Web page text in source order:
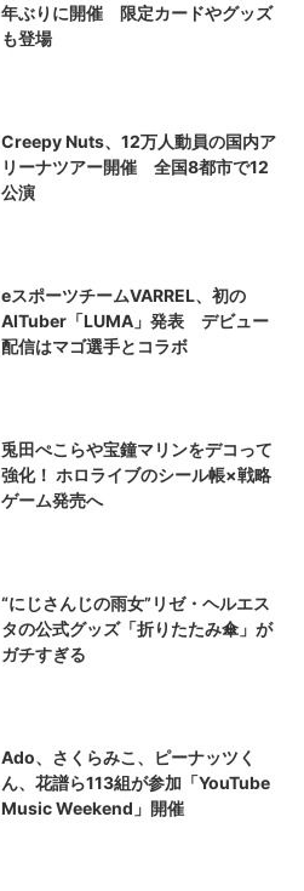
年ぶりに開催 限定カードやグッズ
も登場
Creepy Nuts、12万人動員の国内ア
リーナツアー開催 全国8都市で12
公演
eスポーツチームVARREL、初の
AITuber「LUMA」発表 デビュー
配信はマゴ選手とコラボ
兎田ぺこらや宝鐘マリンをデコって
強化！ ホロライブのシール帳×戦略
ゲーム発売へ
“にじさんじの雨女”リゼ・ヘルエス
タの公式グッズ「折りたたみ傘」が
ガチすぎる
Ado、さくらみこ、ピーナッツく
ん、花譜ら113組が参加「YouTube
Music Weekend」開催